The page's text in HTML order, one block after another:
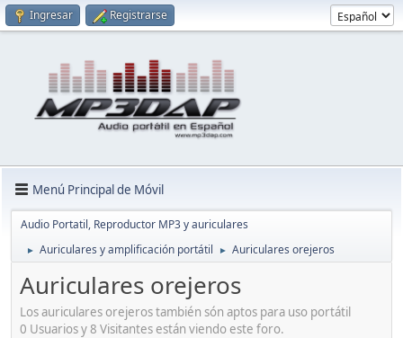
Ingresar Registrarse
Menú Principal de Móvil
Audio Portatil, Reproductor MP3 y auriculares
► Auriculares y amplificación portátil ► Auriculares orejeros
Auriculares orejeros
Los auriculares orejeros también són aptos para uso portátil
0 Usuarios y 8 Visitantes están viendo este foro.